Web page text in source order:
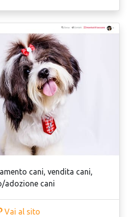
cani, vendita cani,
adozione cani
Vai al sito